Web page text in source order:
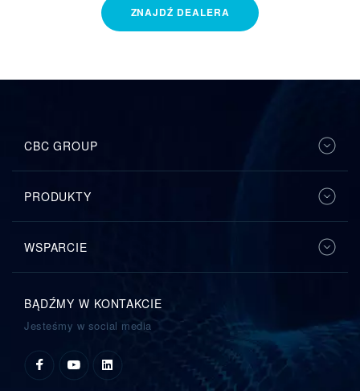
ZNAJDŹ DEALERA
CBC GROUP
PRODUKTY
WSPARCIE
BĄDŹMY W KONTAKCIE
Jesteśmy w social media